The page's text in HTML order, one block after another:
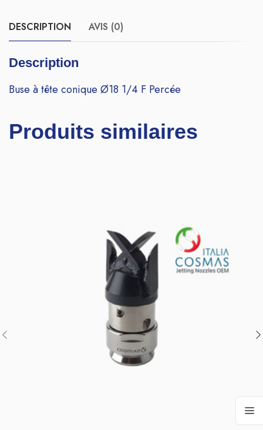
DESCRIPTION AVIS (0)
Description
Buse à tête conique Ø18 1/4 F Percée
Produits similaires